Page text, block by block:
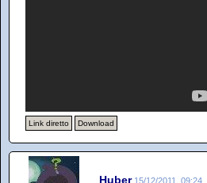
Link diretto Download
Huber 15/12/2011, 09:24